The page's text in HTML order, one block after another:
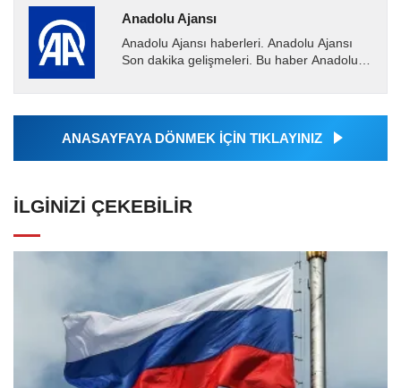
Anadolu Ajansı
Anadolu Ajansı haberleri. Anadolu Ajansı
Son dakika gelişmeleri. Bu haber Anadolu
Ajansı tarafından...
ANASAYFAYA DÖNMEK İÇİN TIKLAYINIZ
İLGINIZI ÇEKEBILIR